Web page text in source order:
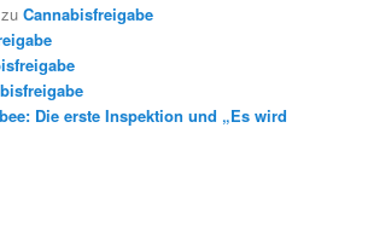
zuCannabisfreigabe
Die erste Inspektion und „Es wird